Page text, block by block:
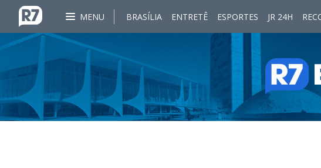
MENU BRASÍLIA ENTRETÊ ESPORTES JR 24H